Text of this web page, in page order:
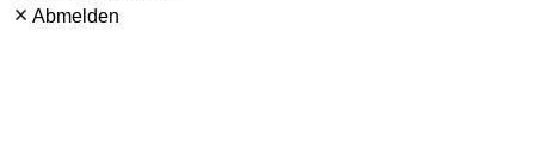
Abmelden